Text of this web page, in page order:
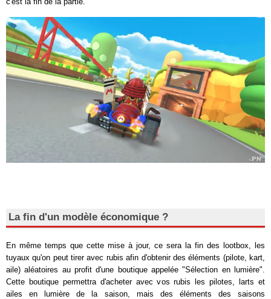
La fin d'un modèle économique ?
En même temps que cette mise à jour, ce sera la fin des lootbox, les
tuyaux qu'on peut tirer avec rubis afin d'obtenir des éléments (pilote, kart,
aile) aléatoires au profit d'une boutique appelée "Sélection en lumière".
Cette boutique permettra d'acheter avec vos rubis les pilotes, larts et
ailes en lumière de la saison, mais des éléments des saisons